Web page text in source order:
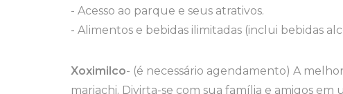
- Acesso ao parque e seus atrativos.
- Alimentos e bebidas ilimitadas (inclui bebidas
Xoximilco- (é necessário agendamento) A
mariachi. Divirta-se com sua família e amigos